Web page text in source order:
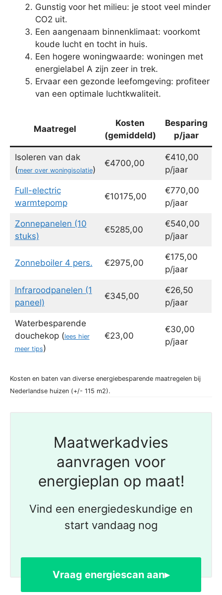
Gunstig voor het milieu: je stoot veel minder
CO2 uit.
Een aangenaam binnenklimaat: voorkomt
koude lucht en tocht in huis.
Een hogere woningwaarde: woningen met
energielabel A zijn zeer in trek.
Ervaar een gezonde leefomgeving: profiteer
van een optimale luchtkwaliteit.
Maatregel
Kosten
(gemiddeld)
Besparing
p/jaar
Isoleren van dak
(meer over woningisolatie)
€4700,00
€410,00
p/jaar
Full-electric
warmtepomp
€10175,00
€770,00
p/jaar
Zonnepanelen (10
stuks)
€5285,00
€540,00
p/jaar
Zonneboiler 4 pers. €2975,00
€175,00
p/jaar
Infraroodpanelen (1
paneel)
€345,00
€26,50
p/jaar
Waterbesparende
douchekop (lees hier
meer tips)
€23,00
€30,00
p/jaar
Kosten en baten van diverse energiebesparende maatregelen bij
Nederlandse huizen (+/- 115 m2).
Maatwerkadvies
aanvragen voor
energieplan op maat!
Vind een energiedeskundige en
start vandaag nog
Vraag energiescan aan▸